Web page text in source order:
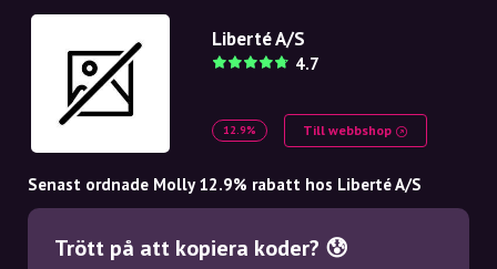
NL
Liberté A/S
4.7
12.9% Till webbshop
Senast ordnade Molly 12.9% rabatt hos Liberté A/S
Trött på att kopiera koder? 😰